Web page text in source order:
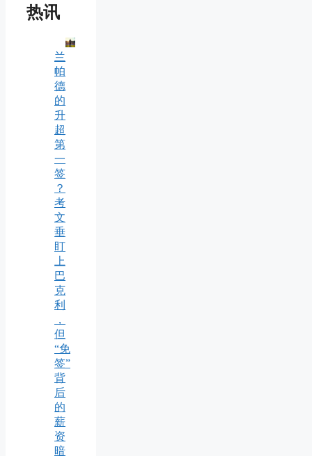
热讯
兰
帕
德
的
升
超
第
一
签
？
考
文
垂
盯
上
巴
克
利
，
但
“免
签”
背
后
的
薪
资
暗